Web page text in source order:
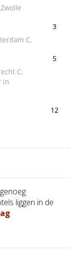
liggen in de